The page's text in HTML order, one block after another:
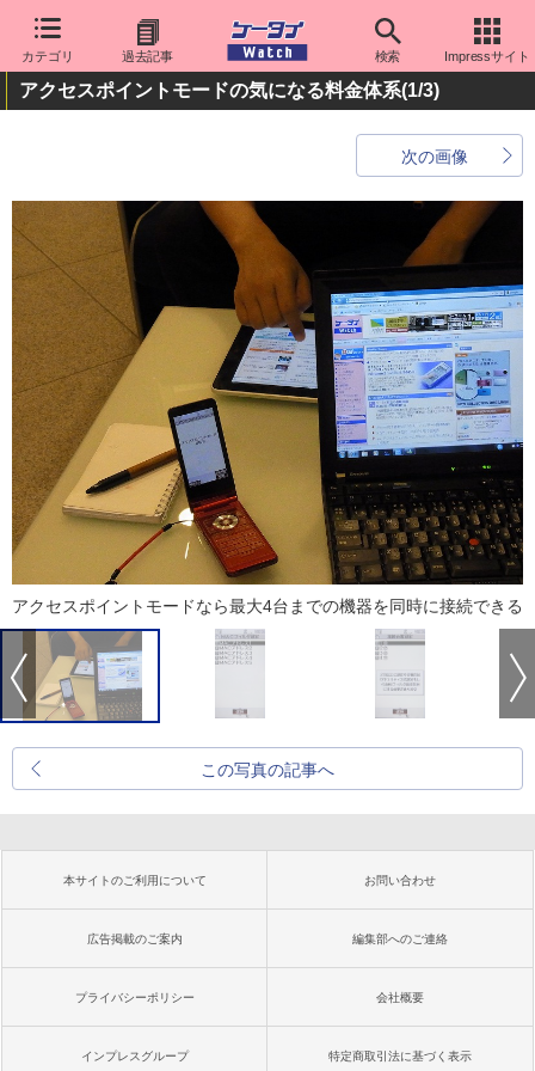
カテゴリ 過去記事 検索 Impressサイト
アクセスポイントモードの気になる料金体系(1/3)
次の画像
アクセスポイントモードなら最大4台までの機器を同時に接続できる
この写真の記事へ
本サイトのご利用について お問い合わせ
広告掲載のご案内 編集部へのご連絡
プライバシーポリシー 会社概要
インプレスグループ 特定商取引法に基づく表示